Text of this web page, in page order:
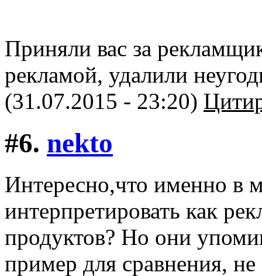
Приняли вас за
рекламой, удалили
(31.07.2015 - 23:20)
#6. nekto
Интересно,что именно в
интерпретировать как
продуктов? Но они
пример для сравнения,